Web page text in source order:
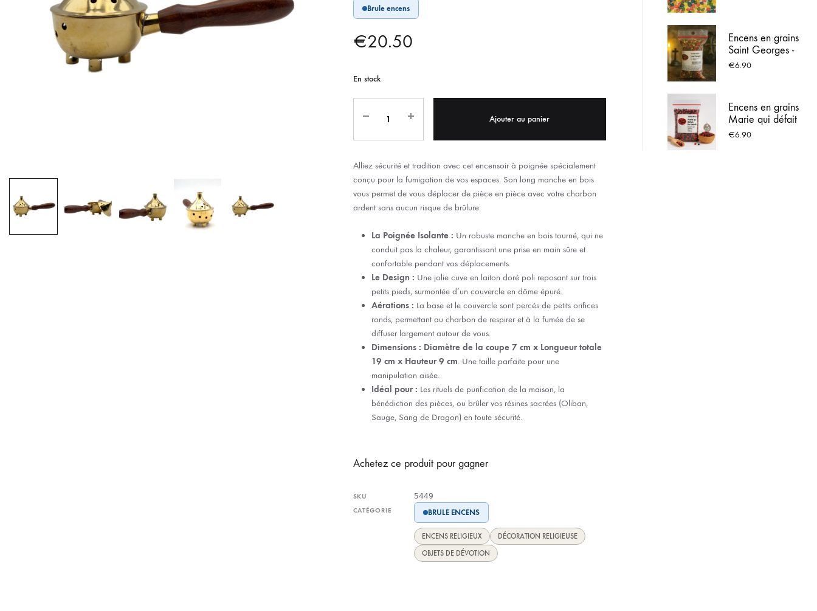
MÉDAILLES JÉSUS
MÉDAILLE SAINTS
MÉDAILLES ENFANTS
CROIX RÉGIONALES
EX-VOTOS ET COEURS SACRÉS
BOUGIES ET CIERGES
CUSTODES ET PYXIDES
🛐 PRIER LES SAINTSBrule encens
€20.50
En stock
Ajouter au panier
Alliez sécurité et tradition avec cet encensoir à poignée spécialement
conçu pour la fumigation de vos espaces. Son long manche en bois
vous permet de vous déplacer de pièce en pièce avec votre charbon
ardent sans aucun risque de brûlure.
La Poignée Isolante : Un robuste manche en bois tourné, qui ne
conduit pas la chaleur, garantissant une prise en main sûre et
confortable pendant vos déplacements.
Le Design : Une jolie cuve en laiton doré poli reposant sur trois
petits pieds, surmontée d’un couvercle en dôme épuré.
Aérations : La base et le couvercle sont percés de petits orifices
ronds, permettant au charbon de respirer et à la fumée de se
diffuser largement autour de vous.
Dimensions : Diamètre de la coupe 7 cm x Longueur totale
19 cm x Hauteur 9 cm . Une taille parfaite pour une
manipulation aisée.
Idéal pour : Les rituels de purification de la maison, la
bénédiction des pièces, ou brûler vos résines sacrées (Oliban,
Sauge, Sang de Dragon) en toute sécurité.
Achetez ce produit pour gagner
SKU 5449
CATÉGORIE BRULE ENCENS
ENCENS RELIGIEUX
DÉCORATION RELIGIEUSE
OBJETS DE DÉVOTION
Encens en grains
Saint Georges -
Sachet de 100g
€6.90
Encens en grains
Marie qui défait
les noeuds -
€6.90